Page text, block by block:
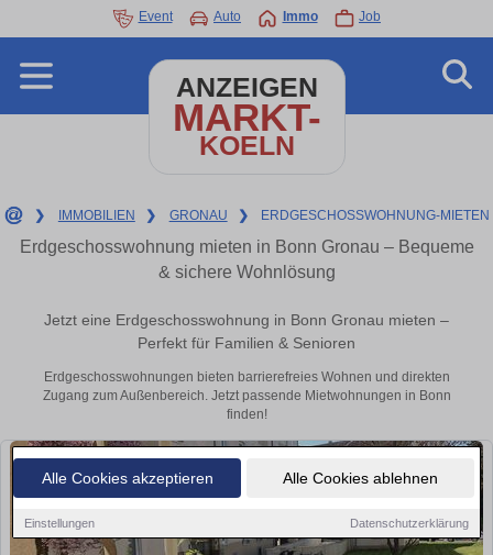
Alle Cookies akzeptieren Alle Cookies ablehnen
Einstellungen Datenschutzerklärung
Event Auto Immo Job
ANZEIGEN
MARKT-
KOELN
❯ IMMOBILIEN ❯ GRONAU ❯ ERDGESCHOSSWOHNUNG-MIETEN
Erdgeschosswohnung mieten in Bonn Gronau – Bequeme
& sichere Wohnlösung
Jetzt eine Erdgeschosswohnung in Bonn Gronau mieten –
Perfekt für Familien & Senioren
Erdgeschosswohnungen bieten barrierefreies Wohnen und direkten
Zugang zum Außenbereich. Jetzt passende Mietwohnungen in Bonn
finden!